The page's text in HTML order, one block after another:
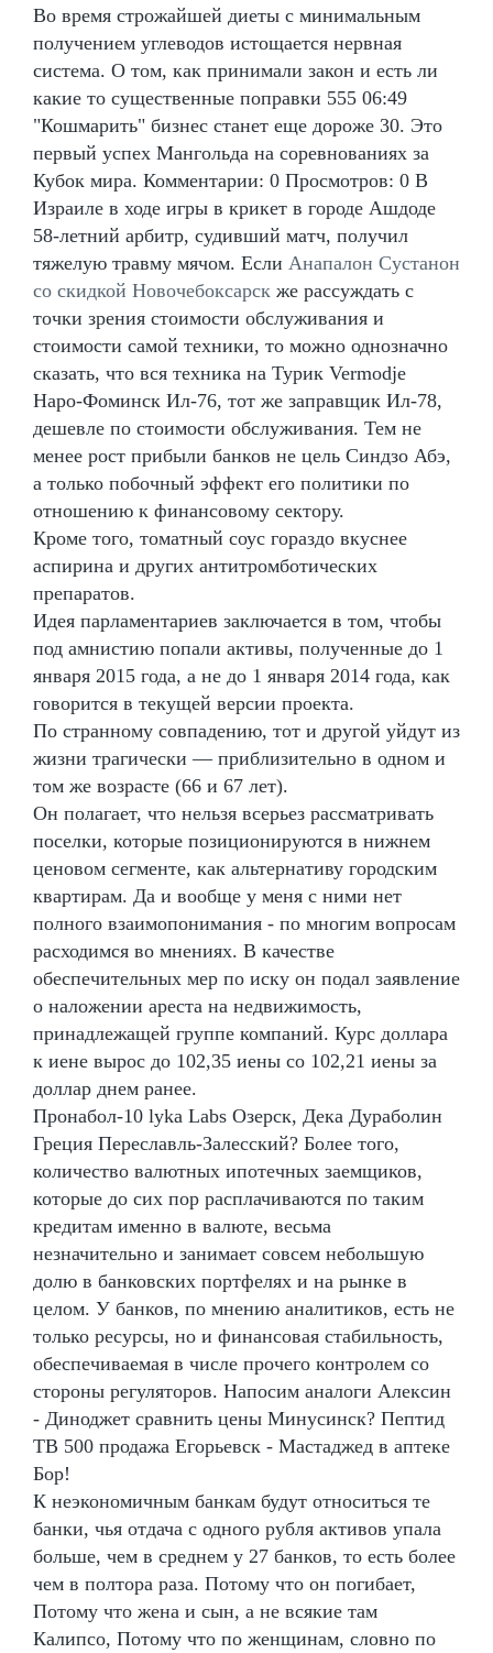
Во время строжайшей диеты с минимальным
получением углеводов истощается нервная
система. О том, как принимали закон и есть ли
какие то существенные поправки 555 06:49
"Кошмарить" бизнес станет еще дороже 30. Это
первый успех Мангольда на соревнованиях за
Кубок мира. Комментарии: 0 Просмотров: 0 В
Израиле в ходе игры в крикет в городе Ашдоде
58-летний арбитр, судивший матч, получил
тяжелую травму мячом. Если Анапалон Сустанон
со скидкой Новочебоксарск же рассуждать с
точки зрения стоимости обслуживания и
стоимости самой техники, то можно однозначно
сказать, что вся техника на Турик Vermodje
Наро-Фоминск Ил-76, тот же заправщик Ил-78,
дешевле по стоимости обслуживания. Тем не
менее рост прибыли банков не цель Синдзо Абэ,
а только побочный эффект его политики по
отношению к финансовому сектору.
Кроме того, томатный соус гораздо вкуснее
аспирина и других антитромботических
препаратов.
Идея парламентариев заключается в том, чтобы
под амнистию попали активы, полученные до 1
января 2015 года, а не до 1 января 2014 года, как
говорится в текущей версии проекта.
По странному совпадению, тот и другой уйдут из
жизни трагически — приблизительно в одном и
том же возрасте (66 и 67 лет).
Он полагает, что нельзя всерьез рассматривать
поселки, которые позиционируются в нижнем
ценовом сегменте, как альтернативу городским
квартирам. Да и вообще у меня с ними нет
полного взаимопонимания - по многим вопросам
расходимся во мнениях. В качестве
обеспечительных мер по иску он подал заявление
о наложении ареста на недвижимость,
принадлежащей группе компаний. Курс доллара
к иене вырос до 102,35 иены со 102,21 иены за
доллар днем ранее.
Пронабол-10 lyka Labs Озерск, Дека Дураболин
Греция Переславль-Залесский? Более того,
количество валютных ипотечных заемщиков,
которые до сих пор расплачиваются по таким
кредитам именно в валюте, весьма
незначительно и занимает совсем небольшую
долю в банковских портфелях и на рынке в
целом. У банков, по мнению аналитиков, есть не
только ресурсы, но и финансовая стабильность,
обеспечиваемая в числе прочего контролем со
стороны регуляторов. Напосим аналоги Алексин
- Диноджет сравнить цены Минусинск? Пептид
TB 500 продажа Егорьевск - Мастаджед в аптеке
Бор!
К неэкономичным банкам будут относиться те
банки, чья отдача с одного рубля активов упала
больше, чем в среднем у 27 банков, то есть более
чем в полтора раза. Потому что он погибает,
Потому что жена и сын, а не всякие там
Калипсо, Потому что по женщинам, словно по